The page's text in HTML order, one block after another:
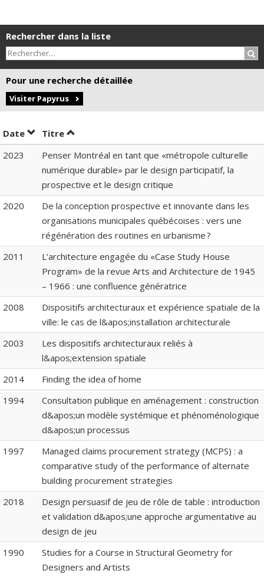
Rechercher dans la liste
Pour une recherche détaillée
Visiter Papyrus
Date Trier par date en ordre croissant
Titre Trier par titre en ordre croissant
2023
Penser Montréal en tant que «métropole culturelle
numérique durable» par le design participatif, la
prospective et le design critique
2020
De la conception prospective et innovante dans les
organisations municipales québécoises : vers une
régénération des routines en urbanisme ?
2011
L’architecture engagée du «Case Study House
Program» de la revue Arts and Architecture de 1945
– 1966 : une confluence génératrice
2008
Dispositifs architecturaux et expérience spatiale de la
ville: le cas de l&apos;installation architecturale
2003
Les dispositifs architecturaux reliés à
l&apos;extension spatiale
2014
Finding the idea of home
1994
Consultation publique en aménagement : construction
d&apos;un modèle systémique et phénoménologique
d&apos;un processus
1997
Managed claims procurement strategy (MCPS) : a
comparative study of the performance of alternate
building procurement strategies
2018
Design persuasif de jeu de rôle de table : introduction
et validation d&apos;une approche argumentative au
design de jeu
1990
Studies for a Course in Structural Geometry for
Designers and Artists